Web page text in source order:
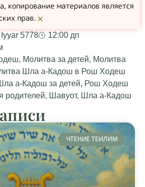
копирование материалов является
прав. ×
5778
12:00 дп
, Молитва за детей, Молитва
Шла а-Кадош в Рош Ходеш
а-Кадош за детей, Рош Ходеш
родителей, Шавуот, Шла а-Кадош
ЧТЕНИЕ ТЕИЛИМ